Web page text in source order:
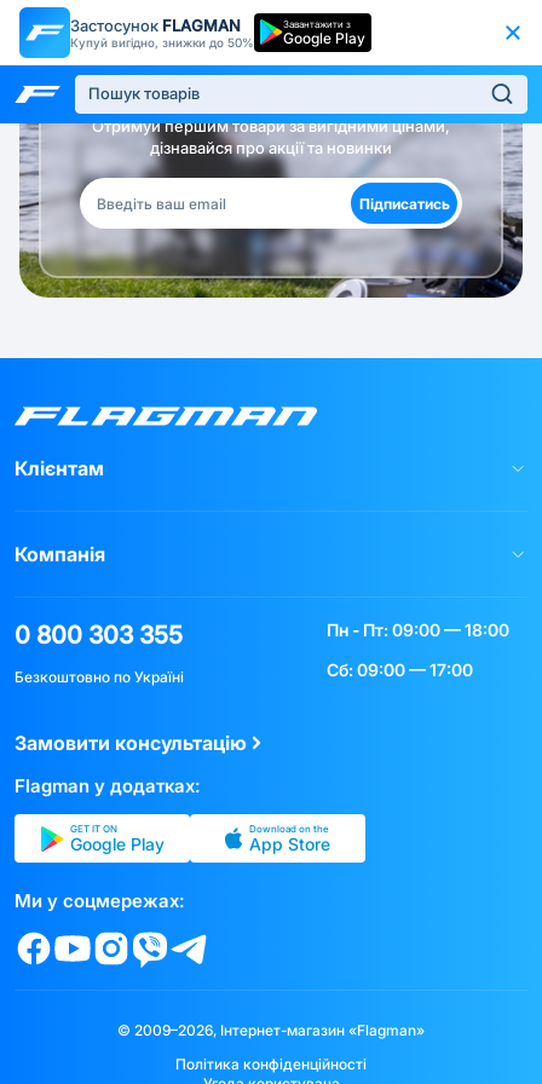
Застосунок FLAGMAN
Купуй вигідно, знижки до 50%
Завантажити з
Google Play
Будь в курсі!
Отримуй першим товари за вигідними цінами,
дізнавайся про акції та новинки
Підписатись
Клієнтам
Компанія
0 800 303 355
Безкоштовно по Україні
Пн - Пт: 09:00 — 18:00
Сб: 09:00 — 17:00
Замовити консультацію
Flagman у додатках:
GET IT ON
Google Play
Download on the
App Store
Ми у соцмережах:
© 2009–2026, Інтернет-магазин «Flagman»
Політика конфіденційності